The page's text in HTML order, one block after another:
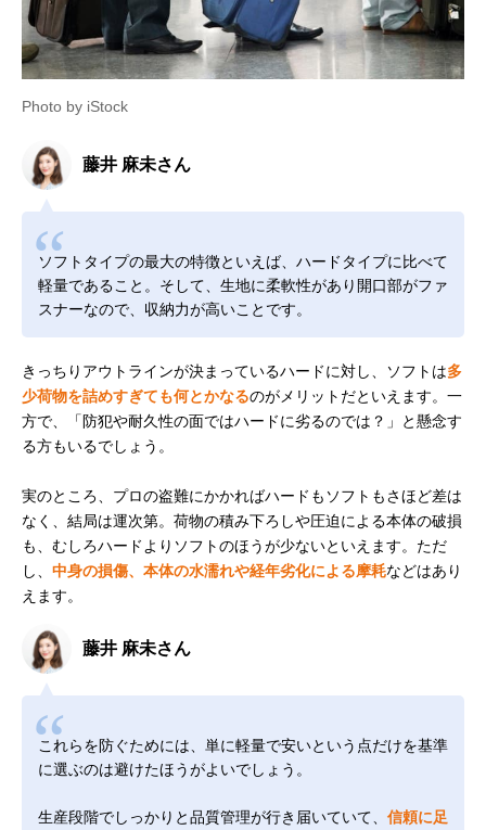
Photo by iStock
藤井 麻未さん
ソフトタイプの最大の特徴といえば、ハードタイプに比べて
軽量であること。そして、生地に柔軟性があり開口部がファ
スナーなので、収納力が高いことです。
きっちりアウトラインが決まっているハードに対し、ソフトは多
少荷物を詰めすぎても何とかなるのがメリットだといえます。一
方で、「防犯や耐久性の面ではハードに劣るのでは？」と懸念す
る方もいるでしょう。
実のところ、プロの盗難にかかればハードもソフトもさほど差は
なく、結局は運次第。荷物の積み下ろしや圧迫による本体の破損
も、むしろハードよりソフトのほうが少ないといえます。ただ
し、 中身の損傷、本体の水濡れや経年劣化による摩耗などはあり
えます。
藤井 麻未さん
これらを防ぐためには、単に軽量で安いという点だけを基準
に選ぶのは避けたほうがよいでしょう。
生産段階でしっかりと品質管理が行き届いていて、 信頼に足